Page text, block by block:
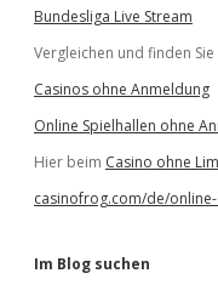
Bundesliga Live Stream
Vergleichen und finden
Casinos ohne Anmeldung
Online Spielhallen ohne
Hier beim Casino ohne
casinofrog.com/de/
Im Blog suchen